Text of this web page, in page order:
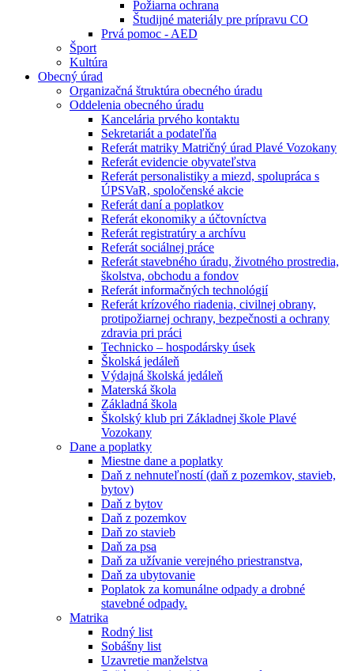
Požiarna ochrana
Študijné materiály pre prípravu CO
Prvá pomoc - AED
Šport
Kultúra
Obecný úrad
Organizačná štruktúra obecného úradu
Oddelenia obecného úradu
Kancelária prvého kontaktu
Sekretariát a podateľňa
Referát matriky Matričný úrad Plavé Vozokany
Referát evidencie obyvateľstva
Referát personalistiky a miezd, spolupráca s
ÚPSVaR, spoločenské akcie
Referát daní a poplatkov
Referát ekonomiky a účtovníctva
Referát registratúry a archívu
Referát sociálnej práce
Referát stavebného úradu, životného prostredia,
školstva, obchodu a fondov
Referát informačných technológií
Referát krízového riadenia, civilnej obrany,
protipožiarnej ochrany, bezpečnosti a ochrany
zdravia pri práci
Technicko – hospodársky úsek
Školská jedáleň
Výdajná školská jedáleň
Materská škola
Základná škola
Školský klub pri Základnej škole Plavé
Vozokany
Dane a poplatky
Miestne dane a poplatky
Daň z nehnuteľností (daň z pozemkov, stavieb,
bytov)
Daň z bytov
Daň z pozemkov
Daň zo stavieb
Daň za psa
Daň za užívanie verejného priestranstva,
Daň za ubytovanie
Poplatok za komunálne odpady a drobné
stavebné odpady.
Matrika
Rodný list
Sobášny list
Uzavretie manželstva